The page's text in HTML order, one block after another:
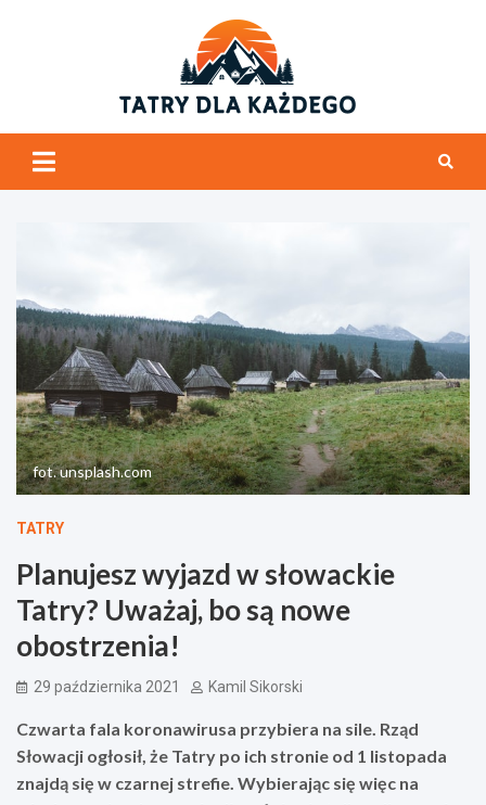
fot. unsplash.com
TATRY
Planujesz wyjazd w słowackie
Tatry? Uważaj, bo są nowe
obostrzenia!
29 października 2021 Kamil Sikorski
Czwarta fala koronawirusa przybiera na sile. Rząd
Słowacji ogłosił, że Tatry po ich stronie od 1 listopada
znajdą się w czarnej strefie. Wybierając się więc na